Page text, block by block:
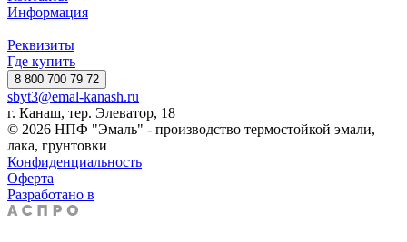
Информация
Реквизиты
Где купить
8 800 700 79 72
sbyt3@emal-kanash.ru
г. Канаш, тер. Элеватор, 18
© 2026 НПФ "Эмаль" - производство термостойкой эмали,
лака, грунтовки
Конфиденциальность
Оферта
Разработано в